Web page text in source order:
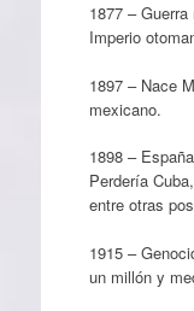
1877 –
Imperio
1897 – Nace
mexicano.
1898 –
Perdería
entre otras
1915 –
un millón y